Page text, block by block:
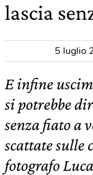
lascia
5 luglio
E infine
si potrebbe
senza fiato a
scattate sulle
fotografo